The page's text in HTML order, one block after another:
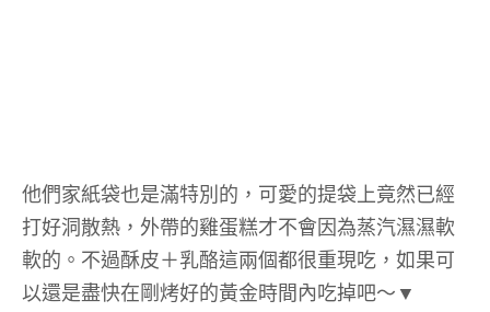
他們家紙袋也是滿特別的，可愛的提袋上竟然已經
打好洞散熱，外帶的雞蛋糕才不會因為蒸汽濕濕軟
軟的。不過酥皮＋乳酪這兩個都很重現吃，如果可
以還是盡快在剛烤好的黃金時間內吃掉吧～▼